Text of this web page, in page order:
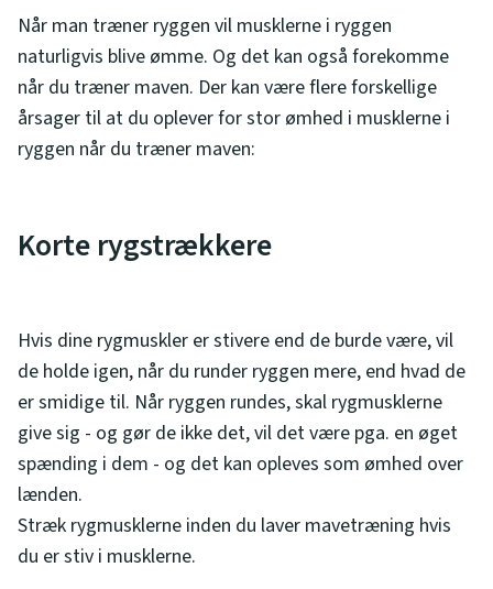
Når man træner ryggen vil musklerne i ryggen
naturligvis blive ømme. Og det kan også forekomme
når du træner maven. Der kan være flere forskellige
årsager til at du oplever for stor ømhed i musklerne i
ryggen når du træner maven:
Korte rygstrækkere
Hvis dine rygmuskler er stivere end de burde være, vil
de holde igen, når du runder ryggen mere, end hvad de
er smidige til. Når ryggen rundes, skal rygmusklerne
give sig - og gør de ikke det, vil det være pga. en øget
spænding i dem - og det kan opleves som ømhed over
lænden.
Stræk rygmusklerne inden du laver mavetræning hvis
du er stiv i musklerne.